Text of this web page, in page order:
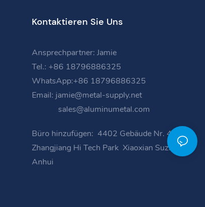
Kontaktieren Sie Uns
Ansprechpartner: Jamie
Tel.: +86 18796886325
WhatsApp:+86 18796886325
Email: jamie@metal-supply.net
sales@aluminumetal.com
Büro hinzufügen: 4402 Gebäude Nr. 4
Zhangjiang Hi Tech Park Xiaoxian Suzhou
Anhui